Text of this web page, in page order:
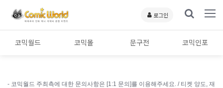
로그인
코믹월드 코믹몰 문구전 코믹인포
- 코믹월드 주최측에 대한 문의사항은 [1:1 문의]를 이용해주세요. / 티켓 양도, 재